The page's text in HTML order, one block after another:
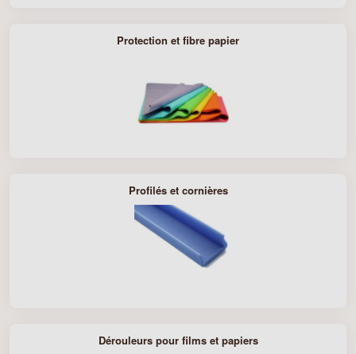
Protection et fibre papier
Profilés et cornières
Dérouleurs pour films et papiers